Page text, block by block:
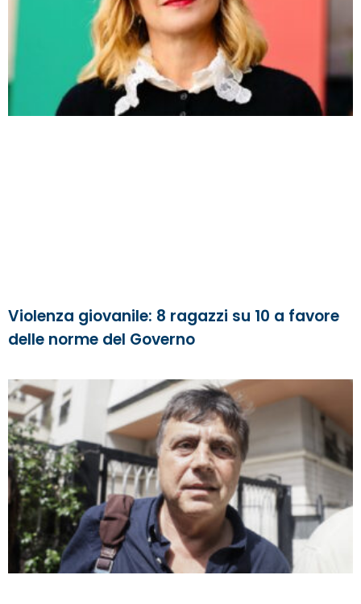
Violenza giovanile: 8 ragazzi su 10 a favore
delle norme del Governo